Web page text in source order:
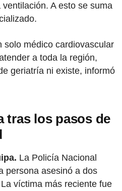
A esto se suma
solo médico cardiovascular
a toda la región,
geriatría ni existe, informó
tras los pasos de
La Policía Nacional
persona asesinó a dos
víctima más reciente fue